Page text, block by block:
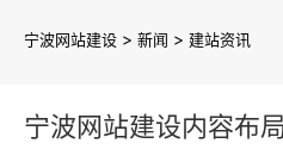
宁波网站建设 > 新闻 > 建站资讯
宁波网站建设内容布